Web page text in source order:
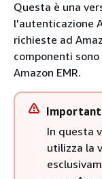
Questa è una
l'autenticazione
richieste ad
componenti
Amazon EMR.
In questa
utilizza la